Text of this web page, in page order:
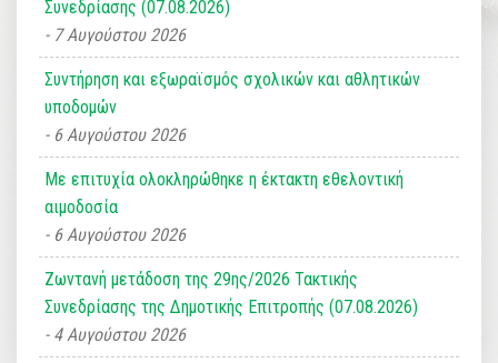
Συνεδρίασης (07.08.2026)
7 Αυγούστου 2026
Συντήρηση και εξωραϊσμός σχολικών και αθλητικών
υποδομών
6 Αυγούστου 2026
Με επιτυχία ολοκληρώθηκε η έκτακτη εθελοντική
αιμοδοσία
6 Αυγούστου 2026
Ζωντανή μετάδοση της 29ης/2026 Τακτικής
Συνεδρίασης της Δημοτικής Επιτροπής (07.08.2026)
4 Αυγούστου 2026